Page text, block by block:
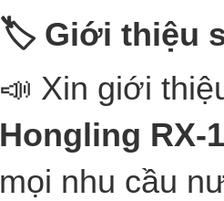
🏷️ Giới thiệu
📣 Xin giới
Hongling RX-
mọi nhu cầu